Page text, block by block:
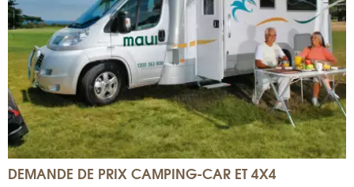
DEMANDE DE PRIX CAMPING-CAR ET 4X4